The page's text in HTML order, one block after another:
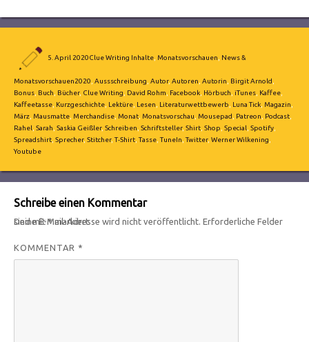
am
5. April 2020Clue Writing Inhalte Monatsvorschauen News &
MonatsvorschauenSchlagwörter
2020 Aussschreibung Autor, Autoren Autorin Birgit Arnold
Bonus Buch Bücher, Clue Writing David Rohm Facebook Hörbuch iTunes Kaffee
Kaffeetasse Kurzgeschichte Lektüre Lesen Literaturwettbewerb Luna Tick Magazin
März Mausmatte Merchandise Monat Monatsvorschau Mousepad Patreon Podcast
Rahel Sarah Saskia Geißler, Schreiben Schriftsteller, Shirt Shop Special Spotify
Spreadshirt Sprecher, Stitcher,T-Shirt ,Tasse ,TuneIn ,Twitter, Werner Wilkening
Youtube
Schreibe einen Kommentar
Deine E-Mail-Adresse wird nicht veröffentlicht.
Erforderliche Felder sind mit*markiert
KOMMENTAR *